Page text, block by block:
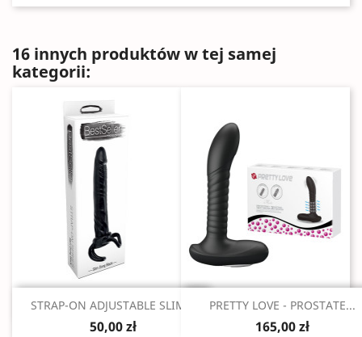
16 innych produktów w tej samej
kategorii:
Szybki podgląd
STRAP-ON ADJUSTABLE SLIM...
50,00 zł
Szybki podgląd
PRETTY LOVE - PROSTATE...
165,00 zł